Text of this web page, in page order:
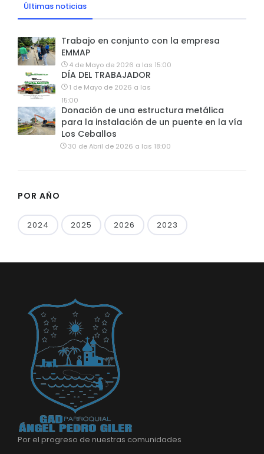
Últimas noticias
Trabajo en conjunto con la empresa
EMMAP
4 de Mayo de 2026 a las 15:00
DÍA DEL TRABAJADOR
1 de Mayo de 2026 a las
15:00
Donación de una estructura metálica
para la instalación de un puente en la vía
Los Ceballos
30 de Abril de 2026 a las 18:00
POR AÑO
2024 2025 2026 2023
Por el progreso de nuestras comunidades